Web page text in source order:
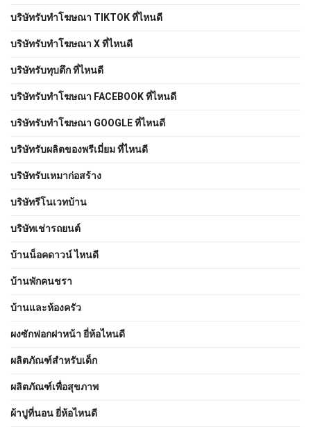
บริษัทรับทำโฆษณา TIKTOK ที่ไหนดี
บริษัทรับทำโฆษณา X ที่ไหนดี
บริษัทรับทุบตึก ที่ไหนดี
บริษัทรับทําโฆษณา FACEBOOK ที่ไหนดี
บริษัทรับทําโฆษณา GOOGLE ที่ไหนดี
บริษัทรับผลิตของพรีเมี่ยม ที่ไหนดี
บริษัทรับเหมาก่อสร้าง
บริษัทรีโนเวทบ้าน
บริษัทเช่ารถยนต์
บ้านน็อคดาวน์ ไหนดี
บ้านพักคนชรา
บ้านและห้องครัว
ผงซักฟอกฝาหน้า ยี่ห้อไหนดี
ผลิตภัณฑ์สำหรับเด็ก
ผลิตภัณฑ์เพื่อสุขภาพ
ผ้าปูที่นอน ยี่ห้อไหนดี